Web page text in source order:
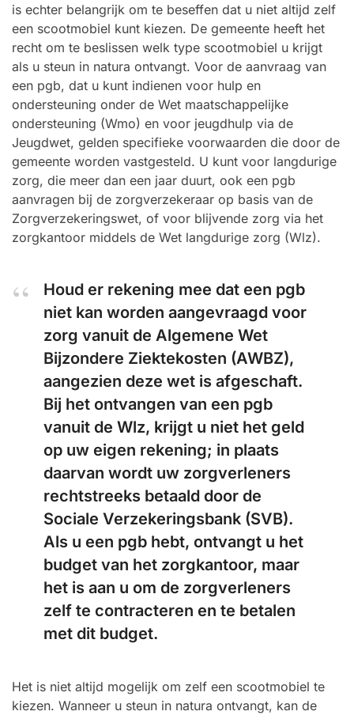
is echter belangrijk om te beseffen dat u niet altijd zelf
een scootmobiel kunt kiezen. De gemeente heeft het
recht om te beslissen welk type scootmobiel u krijgt
als u steun in natura ontvangt. Voor de aanvraag van
een pgb, dat u kunt indienen voor hulp en
ondersteuning onder de Wet maatschappelijke
ondersteuning (Wmo) en voor jeugdhulp via de
Jeugdwet, gelden specifieke voorwaarden die door de
gemeente worden vastgesteld. U kunt voor langdurige
zorg, die meer dan een jaar duurt, ook een pgb
aanvragen bij de zorgverzekeraar op basis van de
Zorgverzekeringswet, of voor blijvende zorg via het
zorgkantoor middels de Wet langdurige zorg (Wlz).
Houd er rekening mee dat een pgb
niet kan worden aangevraagd voor
zorg vanuit de Algemene Wet
Bijzondere Ziektekosten (AWBZ),
aangezien deze wet is afgeschaft.
Bij het ontvangen van een pgb
vanuit de Wlz, krijgt u niet het geld
op uw eigen rekening; in plaats
daarvan wordt uw zorgverleners
rechtstreeks betaald door de
Sociale Verzekeringsbank (SVB).
Als u een pgb hebt, ontvangt u het
budget van het zorgkantoor, maar
het is aan u om de zorgverleners
zelf te contracteren en te betalen
met dit budget.
Het is niet altijd mogelijk om zelf een scootmobiel te
kiezen. Wanneer u steun in natura ontvangt, kan de